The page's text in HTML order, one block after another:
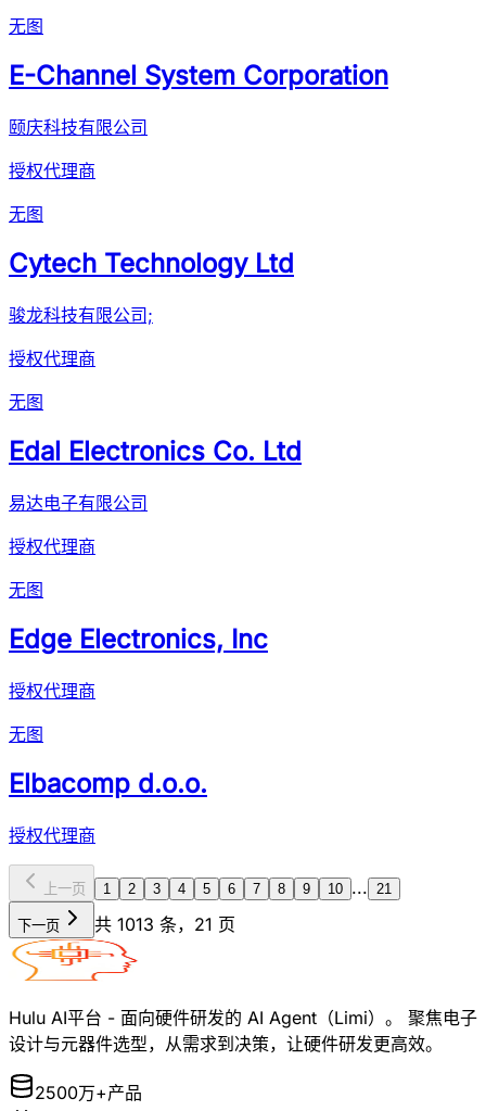
无图
E-Channel System Corporation
颐庆科技有限公司
授权代理商
无图
Cytech Technology Ltd
骏龙科技有限公司;
授权代理商
无图
Edal Electronics Co. Ltd
易达电子有限公司
授权代理商
无图
Edge Electronics, Inc
授权代理商
无图
Elbacomp d.o.o.
授权代理商
上一页 1 2 3 4 5 6 7 8 9 10 ... 21
下一页 共 1013 条， 21 页
Hulu AI平台 - 面向硬件研发的 AI Agent（Limi）。 聚焦电子
设计与元器件选型，从需求到决策，让硬件研发更高效。
2500万+产品